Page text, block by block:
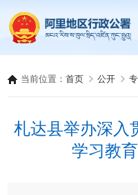
当前位置：首页 公开
札达县举办深入
学习教